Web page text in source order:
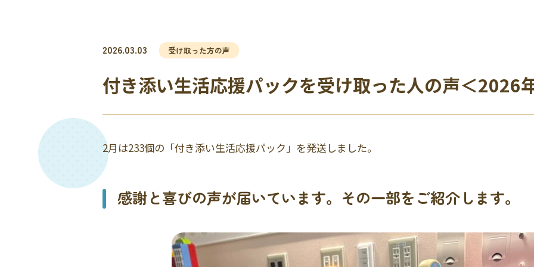
2026.03.03 受け取った方の声
付き添い生活応援パックを受け取った人の声＜2026
2月は233個の「付き添い生活応援パック」を発送しました。
感謝と喜びの声が届いています。その一部をご紹介します。